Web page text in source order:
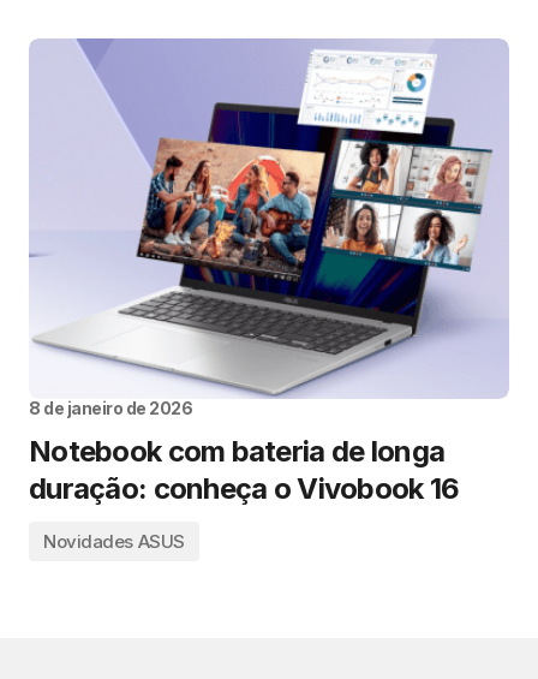
8 de janeiro de 2026
Notebook com bateria de longa
duração: conheça o Vivobook 16
Novidades ASUS